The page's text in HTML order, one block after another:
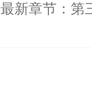
最新章节：第